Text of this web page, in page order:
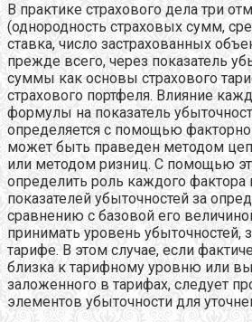
В практике страхового дела три
(однородность страховых сумм,
ставка, число застрахованных
прежде всего, через показатель
суммы как основы страхового
страхового портфеля. Влияние
формулы на показатель
определяется с помощью
может быть праведен методом
или методом ризниц. С помощью
определить роль каждого
показателей убыточностей за
сравнению с базовой его
принимать уровень убыточностей,
тарифе. В этом случае, если
близка к тарифному уровню или
заложенного в тарифах, следует
элементов убыточности для